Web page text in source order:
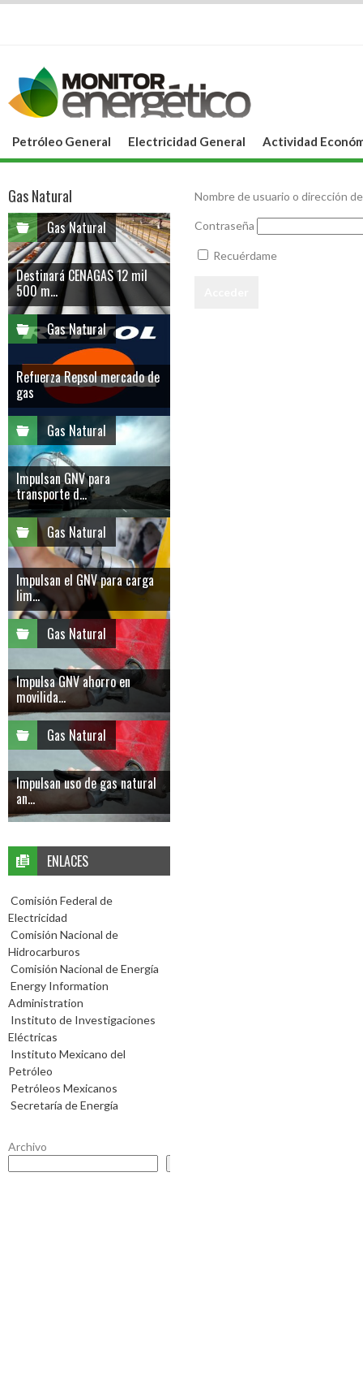
Petróleo General Electricidad General Actividad
Nombre de usuario o dirección
Contraseña
Recuérdame
Gas Natural
Gas Natural
Destinará CENAGAS 12 mil
500 m...
Gas Natural
Refuerza Repsol mercado de
gas
Gas Natural
Impulsan GNV para
transporte d...
Gas Natural
Impulsan el GNV para carga
lim...
Gas Natural
Impulsa GNV ahorro en
movilida...
Gas Natural
Impulsan uso de gas natural
an...
ENLACES
Comisión Federal de
Electricidad
Comisión Nacional de
Hidrocarburos
Comisión Nacional de Energía
Energy Information
Administration
Instituto de Investigaciones
Eléctricas
Instituto Mexicano del
Petróleo
Petróleos Mexicanos
Secretaría de Energía
Archivo